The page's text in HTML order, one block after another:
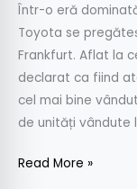
Într-o eră
Toyota se
Frankfurt. Aflat la
declarat ca fiind
cel mai bine
de unități vândute
Read More »